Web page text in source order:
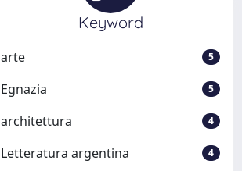
Keyword
arte 5
Egnazia 5
architettura 4
Letteratura argentina 4